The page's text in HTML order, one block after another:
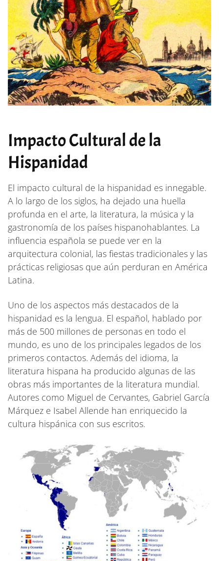
Impacto Cultural de la
Hispanidad
El impacto cultural de la hispanidad es innegable.
A lo largo de los siglos, ha dejado una huella
profunda en el arte, la literatura, la música y la
gastronomía de los países hispanohablantes. La
influencia española se puede ver en la
arquitectura colonial, las fiestas tradicionales y las
prácticas religiosas que aún perduran en América
Latina.
Uno de los aspectos más destacados de la
hispanidad es la lengua. El español, hablado por
más de 500 millones de personas en todo el
mundo, es uno de los principales legados de los
primeros contactos. Además del idioma, la
literatura hispana ha producido algunas de las
obras más importantes de la literatura mundial.
Autores como Miguel de Cervantes, Gabriel García
Márquez e Isabel Allende han enriquecido la
cultura hispánica con sus escritos.